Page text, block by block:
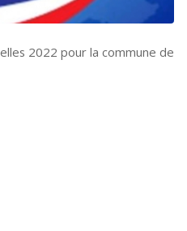
2022 pour la commune de